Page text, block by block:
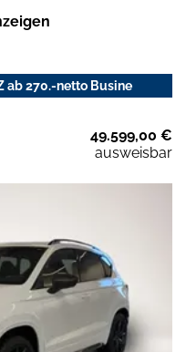
ab 270.-netto Busine
49.599,00 €
ausweisbar